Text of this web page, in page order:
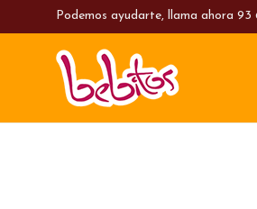
Podemos ayudarte, llama ahora 93